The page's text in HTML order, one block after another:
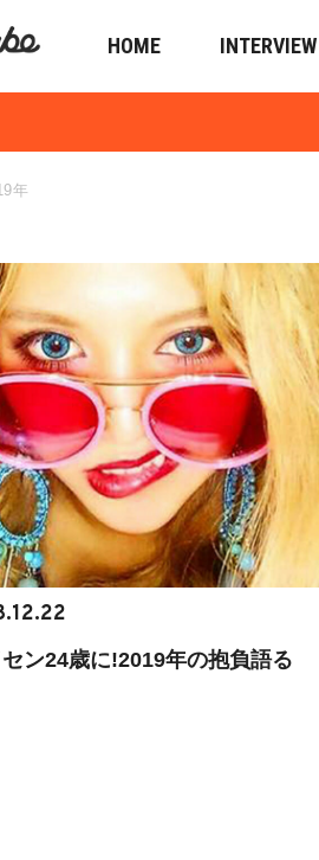
HOME INTERVIEW
年
ン24歳に!2019年の抱負語る